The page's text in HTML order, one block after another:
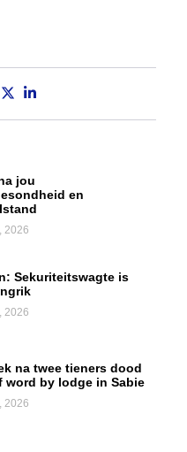
jou
en
2026
Sekuriteitswagte is
2026
na twee tieners dood
word by lodge in Sabie
2026